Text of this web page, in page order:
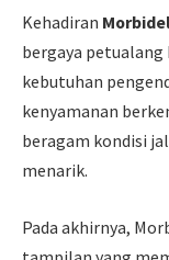
Kehadiran
bergaya
kebutuhan
kenyamanan
beragam kondisi
menarik.
Pada akhirnya,